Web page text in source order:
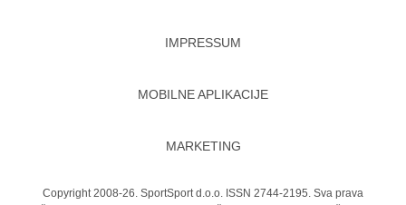
IMPRESSUM
MOBILNE APLIKACIJE
MARKETING
Copyright 2008-26. SportSport d.o.o. ISSN 2744-2195. Sva prava